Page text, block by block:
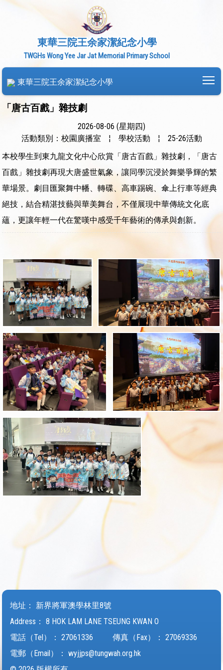
東華三院王余家潔紀念小學
TWGHs Wong Yee Jar Jat Memorial Primary School
東華三院王余家潔紀念小學
「唐古百戲」雜技劇
2026-08-06 (星期四)
活動類別：校園廣播室
¦ 學校活動 ¦
25-26活動
本校學生到東九龍文化中心欣賞「唐古百戲」雜技劇，「唐古
百戲」雜技劇再現大唐盛世氣象，讓同學沉浸於舞樂爭輝的繁
華場景。劇目匯聚舞中幡、轉碟、高車踢碗、傘上行車等經典
絕技，結合精湛技藝與華美舞台，不僅展現中華傳統文化底
蘊，更讓年輕一代在驚嘆中感受千年藝術的傳承與創新。
地址：
新界將軍澳學林里8號
Address：
8 HOK LAM LANE TSEUNG KWAN O
電話（Tel）：
27061336 傳真（Fax）： 27069336
電郵（Email）：
wyjjps@tungwah.org.hk